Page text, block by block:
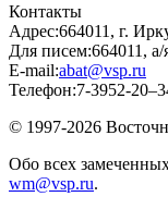
Контакты
Адрес:664011, г.
Для писем:664011, а/
E-mail:abat@vsp.ru
Телефон:7-3952-
© 1997-2026
Обо всех
wm@vsp.ru.